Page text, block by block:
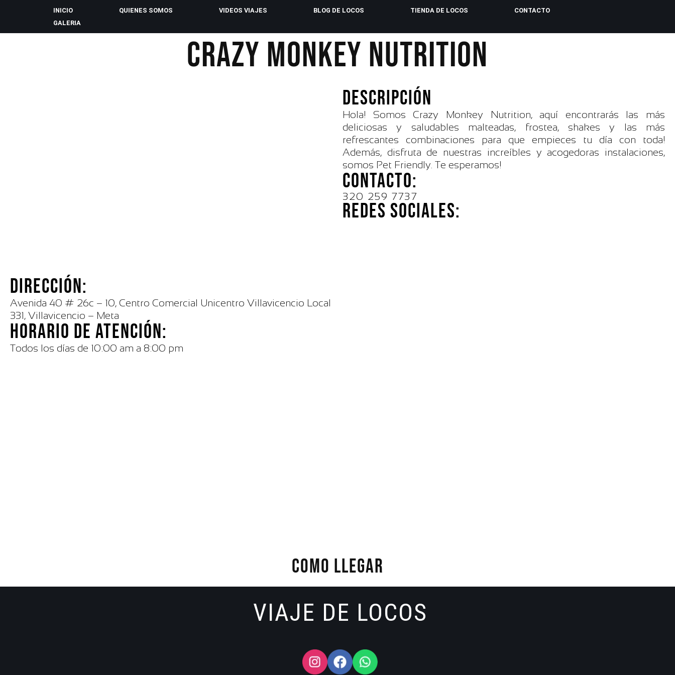
INICIO QUIENES SOMOS VIDEOS VIAJES BLOG DE LOCOS TIENDA DE LOCOS
CONTACTO
GALERIA
CRAZY MONKEY NUTRITION
DESCRIPCIÓN
Hola! Somos Crazy Monkey Nutrition, aquí encontrarás las más
deliciosas y saludables malteadas, frostea, shakes y las más
refrescantes combinaciones para que empieces tu día con toda!
Además, disfruta de nuestras increíbles y acogedoras instalaciones,
somos Pet Friendly. Te esperamos!
CONTACTO:
320 259 7737
REDES SOCIALES:
DIRECCIÓN:
Avenida 40 # 26c – 10, Centro Comercial Unicentro Villavicencio Local
331, Villavicencio – Meta
HORARIO DE ATENCIÓN:
Todos los días de 10:00 am a 8:00 pm
COMO LLEGAR
VIAJE DE LOCOS